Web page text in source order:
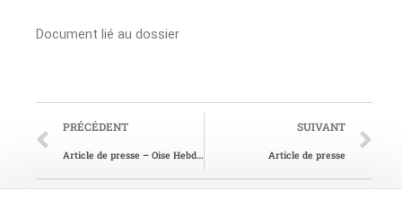
Document lié au dossier
PRÉCÉDENT
Article de presse – Oise Hebdo du 20/01/2016
SUIVANT
Article de presse